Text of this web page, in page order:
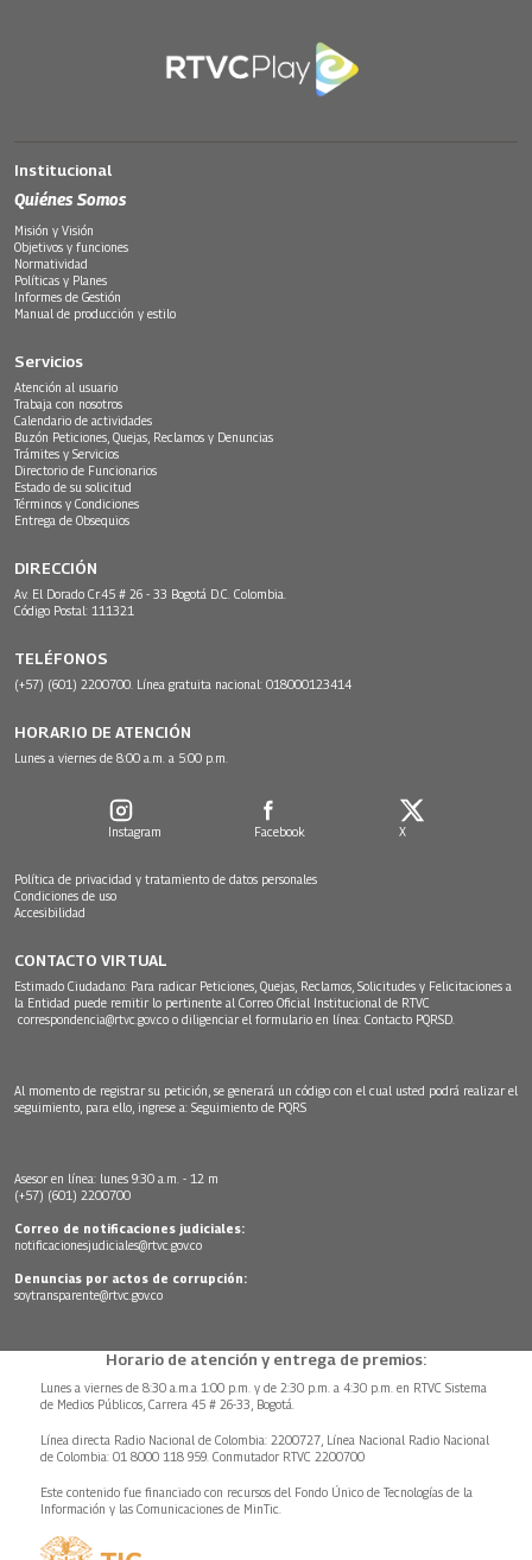
Institucional
Quiénes Somos
Misión y Visión
Objetivos y funciones
Normatividad
Políticas y Planes
Informes de Gestión
Manual de producción y estilo
Servicios
Atención al usuario
Trabaja con nosotros
Calendario de actividades
Buzón Peticiones, Quejas, Reclamos y Denuncias
Trámites y Servicios
Directorio de Funcionarios
Estado de su solicitud
Términos y Condiciones
Entrega de Obsequios
DIRECCIÓN
Av. El Dorado Cr.45 # 26 - 33 Bogotá D.C. Colombia.
Código Postal: 111321
TELÉFONOS
(+57) (601) 2200700. Línea gratuita nacional: 018000123414
HORARIO DE ATENCIÓN
Lunes a viernes de 8:00 a.m. a 5:00 p.m.
Instagram Facebook X
Política de privacidad y tratamiento de datos personales
Condiciones de uso
Accesibilidad
CONTACTO VIRTUAL
Estimado Ciudadano: Para radicar Peticiones, Quejas, Reclamos, Solicitudes y Felicitaciones a
la Entidad puede remitir lo pertinente al Correo Oficial Institucional de RTVC
correspondencia@rtvc.gov.co o diligenciar el formulario en línea: Contacto PQRSD.
Al momento de registrar su petición, se generará un código con el cual usted podrá realizar el
seguimiento, para ello, ingrese a: Seguimiento de PQRS
Asesor en línea: lunes 9:30 a.m. - 12 m
(+57) (601) 2200700
Correo de notificaciones judiciales:
notificacionesjudiciales@rtvc.gov.co
Denuncias por actos de corrupción:
soytransparente@rtvc.gov.co
Horario de atención y entrega de premios:
Lunes a viernes de 8:30 a.m.a 1:00 p.m. y de 2:30 p.m. a 4:30 p.m. en RTVC Sistema
de Medios Públicos, Carrera 45 # 26-33, Bogotá.
Línea directa Radio Nacional de Colombia: 2200727, Línea Nacional Radio Nacional
de Colombia: 01 8000 118 959. Conmutador RTVC 2200700
Este contenido fue financiado con recursos del Fondo Único de Tecnologías de la
Información y las Comunicaciones de MinTic.